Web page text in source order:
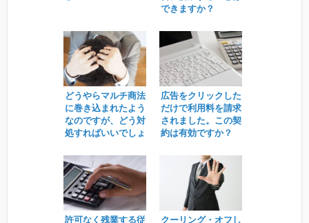
できますか？
どうやらマルチ商法
に巻き込まれたよう
なのですが、どう対
処すればいいでしょ
広告をクリックした
だけで利用料を請求
されました。この契
約は有効ですか？
許可なく残業する従 クーリング・オフし